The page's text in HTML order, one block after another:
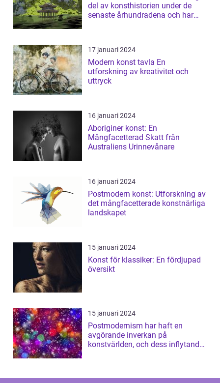
del av konsthistorien under de
senaste århundradena och har
17 januari 2024
Modern konst tavla En
utforskning av kreativitet och
uttryck
16 januari 2024
Aboriginer konst: En
Mångfacetterad Skatt från
Australiens Urinnevånare
16 januari 2024
Postmodern konst: Utforskning av
det mångfacetterade konstnärliga
landskapet
15 januari 2024
Konst för klassiker: En fördjupad
översikt
15 januari 2024
Postmodernism har haft en
avgörande inverkan på
konstvärlden, och dess inflytande